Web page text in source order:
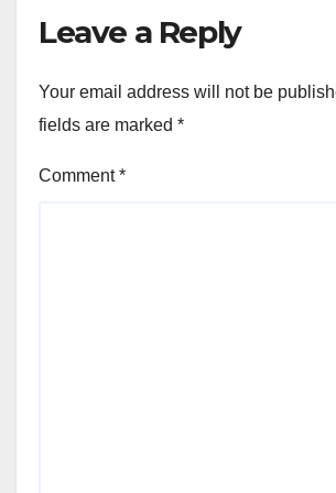
Leave a Reply
Your email address will not be
fields are marked *
Comment*